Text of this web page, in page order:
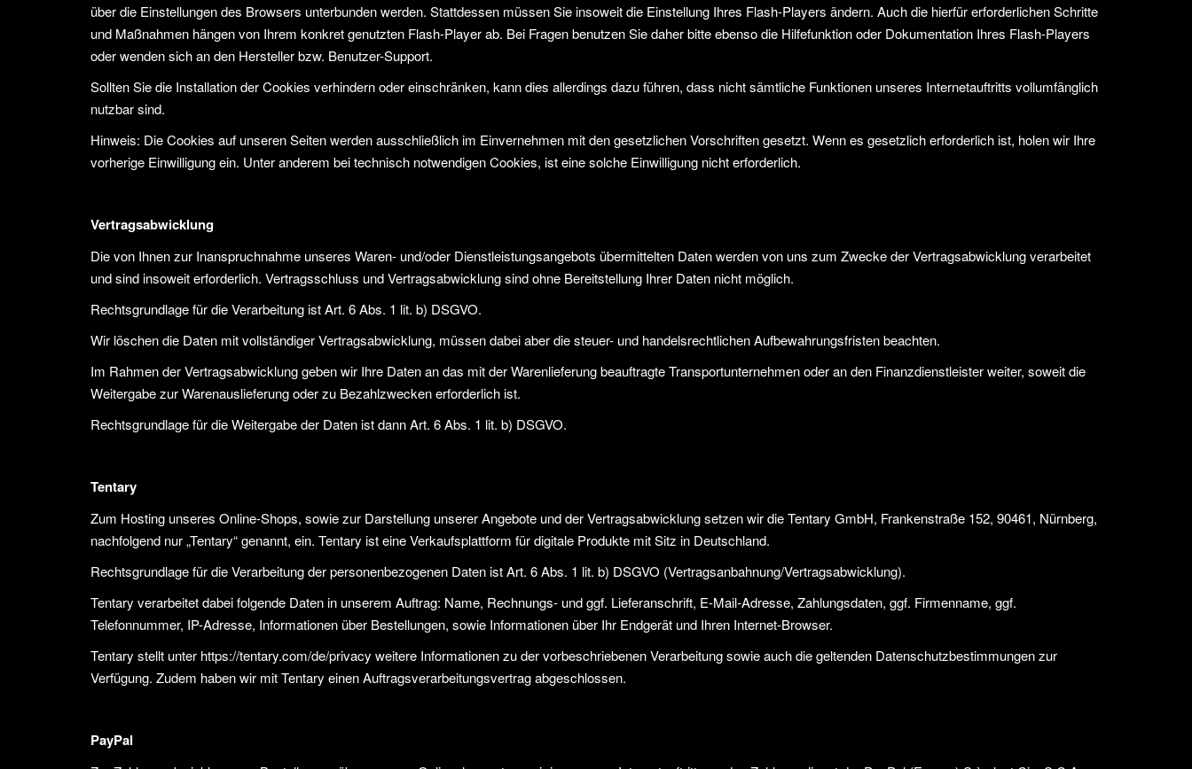
über die Einstellungen des Browsers unterbunden werden. Stattdessen müssen Sie insoweit die Einstellung Ihres Flash-Players ändern. Auch die hierfür erforderlichen Schritte
und Maßnahmen hängen von Ihrem konkret genutzten Flash-Player ab. Bei Fragen benutzen Sie daher bitte ebenso die Hilfefunktion oder Dokumentation Ihres Flash-Players
oder wenden sich an den Hersteller bzw. Benutzer-Support.
Sollten Sie die Installation der Cookies verhindern oder einschränken, kann dies allerdings dazu führen, dass nicht sämtliche Funktionen unseres Internetauftritts vollumfänglich
nutzbar sind.
Hinweis: Die Cookies auf unseren Seiten werden ausschließlich im Einvernehmen mit den gesetzlichen Vorschriften gesetzt. Wenn es gesetzlich erforderlich ist, holen wir Ihre
vorherige Einwilligung ein. Unter anderem bei technisch notwendigen Cookies, ist eine solche Einwilligung nicht erforderlich.
Vertragsabwicklung
Die von Ihnen zur Inanspruchnahme unseres Waren- und/oder Dienstleistungsangebots übermittelten Daten werden von uns zum Zwecke der Vertragsabwicklung verarbeitet
und sind insoweit erforderlich. Vertragsschluss und Vertragsabwicklung sind ohne Bereitstellung Ihrer Daten nicht möglich.
Rechtsgrundlage für die Verarbeitung ist Art. 6 Abs. 1 lit. b) DSGVO.
Wir löschen die Daten mit vollständiger Vertragsabwicklung, müssen dabei aber die steuer- und handelsrechtlichen Aufbewahrungsfristen beachten.
Im Rahmen der Vertragsabwicklung geben wir Ihre Daten an das mit der Warenlieferung beauftragte Transportunternehmen oder an den Finanzdienstleister weiter, soweit die
Weitergabe zur Warenauslieferung oder zu Bezahlzwecken erforderlich ist.
Rechtsgrundlage für die Weitergabe der Daten ist dann Art. 6 Abs. 1 lit. b) DSGVO.
Tentary
Zum Hosting unseres Online-Shops, sowie zur Darstellung unserer Angebote und der Vertragsabwicklung setzen wir die Tentary GmbH, Frankenstraße 152, 90461, Nürnberg,
nachfolgend nur „Tentary“ genannt, ein. Tentary ist eine Verkaufsplattform für digitale Produkte mit Sitz in Deutschland.
Rechtsgrundlage für die Verarbeitung der personenbezogenen Daten ist Art. 6 Abs. 1 lit. b) DSGVO (Vertragsanbahnung/Vertragsabwicklung).
Tentary verarbeitet dabei folgende Daten in unserem Auftrag: Name, Rechnungs- und ggf. Lieferanschrift, E-Mail-Adresse, Zahlungsdaten, ggf. Firmenname, ggf.
Telefonnummer, IP-Adresse, Informationen über Bestellungen, sowie Informationen über Ihr Endgerät und Ihren Internet-Browser.
Tentary stellt unter https://tentary.com/de/privacy weitere Informationen zu der vorbeschriebenen Verarbeitung sowie auch die geltenden Datenschutzbestimmungen zur
Verfügung. Zudem haben wir mit Tentary einen Auftragsverarbeitungsvertrag abgeschlossen.
PayPal